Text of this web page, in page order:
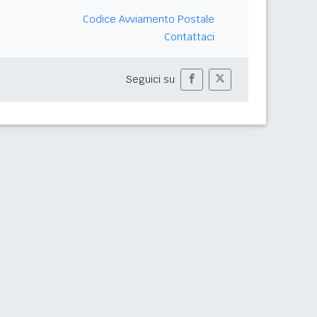
Codice Avviamento Postale
Contattaci
Seguici su